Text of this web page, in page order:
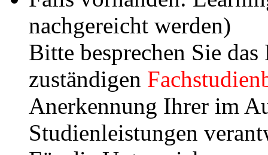
nachgereicht werden)
Bitte besprechen Sie
zuständigen
Anerkennung Ihrer im
Studienleistungen